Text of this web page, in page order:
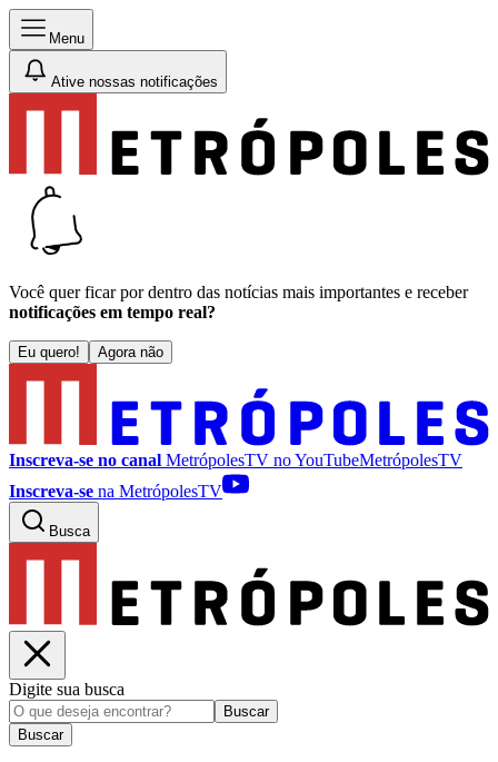
Menu
Ative nossas notificações
Você quer ficar por dentro das notícias mais importantes e receber
notificações em tempo real?
Eu quero! Agora não
Inscreva-se no canal MetrópolesTV noYouTubeMetrópolesTV
Inscreva-se na MetrópolesTV
Busca
Digite sua busca
Buscar
Buscar